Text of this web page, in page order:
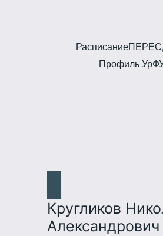
Расписание
Профиль
Кругликов
Александрович